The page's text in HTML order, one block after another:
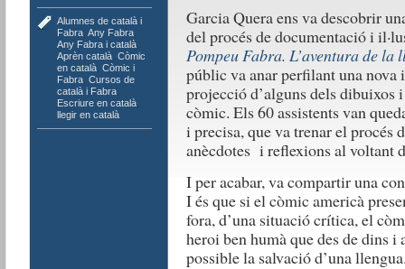
Alumnes de català i
Fabra, Any Fabra,
Any Fabra i català,
Aprèn català, Còmic
en català, Còmic i
Fabra, Cursos de
català i Fabra,
Escriure en català,
llegir en català
Garcia Quera ens va descobrir
del procés de documentació i
Pompeu Fabra. L’aventura de la
públic va anar perfilant una nova
projecció d’alguns dels dibuixos
còmic. Els 60 assistents van
i precisa, que va trenar el procés
anècdotes i reflexions al voltant
I per acabar, va compartir una
I és que si el còmic americà
fora, d’una situació crítica, el
heroi ben humà que des de dins
possible la salvació d’una